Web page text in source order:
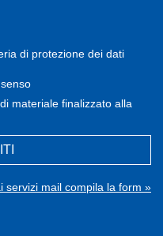
di protezione dei dati
materiale finalizzato alla
servizi mail compila la form »